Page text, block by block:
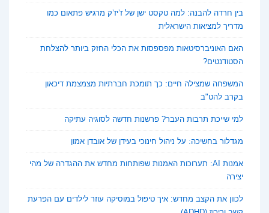
בין חרדה להבנה: למה טקסט ישן של ז’יז’ק מרגיש פתאום כמו
מדריך למציאות הישראלית
האם האוניברסיטאות מפספסות את הכלי החזק ביותר להצלחת
הסטודנטים?
המשפחה שמצילה חיים: כך תומכת חברתיות מצמצמת דיכאון
בקרב להט"ב
למי שייכת תרבות העבר? פרשנות חדשה לסוגיה עתיקה
מגדלור בחשיכה: על ניהול חינוכי בעידן של אובדן אמון
אמנות AI: תערוכות האמנות שפותחות מחדש את ההגדרה של מהי
יצירה
לכוון את הקצב מחדש: איך טיפול במוסיקה עוזר לילדים עם הפרעת